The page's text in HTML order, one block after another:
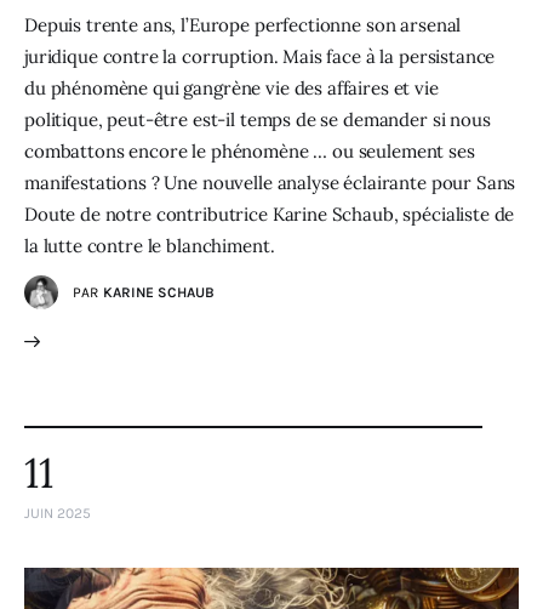
Depuis trente ans, l’Europe perfectionne son arsenal
juridique contre la corruption. Mais face à la persistance
du phénomène qui gangrène vie des affaires et vie
politique, peut-être est-il temps de se demander si nous
combattons encore le phénomène … ou seulement ses
manifestations ? Une nouvelle analyse éclairante pour Sans
Doute de notre contributrice Karine Schaub, spécialiste de
la lutte contre le blanchiment.
PAR KARINE SCHAUB
11
JUIN 2025